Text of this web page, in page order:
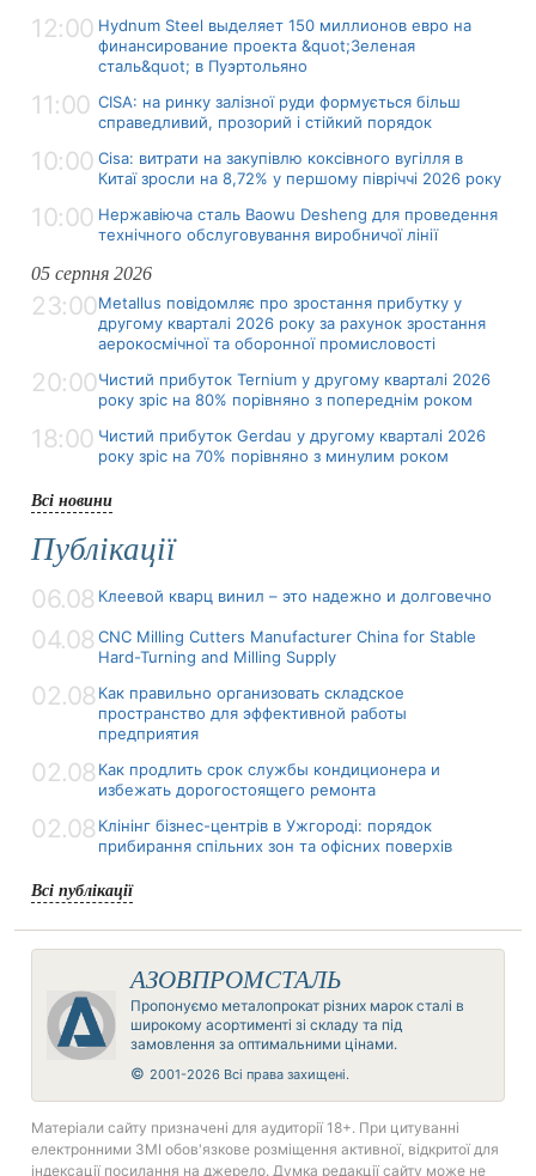
12:00 Hydnum Steel выделяет 150 миллионов евро на
финансирование проекта &quot;Зеленая
сталь&quot; в Пуэртольяно
11:00 CISA: на ринку залізної руди формується більш
справедливий, прозорий і стійкий порядок
10:00 Cisa: витрати на закупівлю коксівного вугілля в
Китаї зросли на 8,72% у першому півріччі 2026 року
10:00 Нержавіюча сталь Baowu Desheng для проведення
технічного обслуговування виробничої лінії
05 серпня 2026
23:00Metallus повідомляє про зростання прибутку у
другому кварталі 2026 року за рахунок зростання
аерокосмічної та оборонної промисловості
20:00Чистий прибуток Ternium у другому кварталі 2026
року зріс на 80% порівняно з попереднім роком
18:00 Чистий прибуток Gerdau у другому кварталі 2026
року зріс на 70% порівняно з минулим роком
Всі новини
Публікації
06.08 Клеевой кварц винил – это надежно и долговечно
04.08 CNC Milling Cutters Manufacturer China for Stable
Hard-Turning and Milling Supply
02.08 Как правильно организовать складское
пространство для эффективной работы
предприятия
02.08 Как продлить срок службы кондиционера и
избежать дорогостоящего ремонта
02.08 Клінінг бізнес-центрів в Ужгороді: порядок
прибирання спільних зон та офісних поверхів
Всі публікації
АЗОВПРОМСТАЛЬ
Пропонуємо металопрокат різних марок сталі в
широкому асортименті зі складу та під
замовлення за оптимальними цінами.
© 2001-2026 Всі права захищені.
Матеріали сайту призначені для аудиторії 18+. При цитуванні
електронними ЗМІ обов'язкове розміщення активної, відкритої для
індексації посилання на джерело. Думка редакції сайту може не